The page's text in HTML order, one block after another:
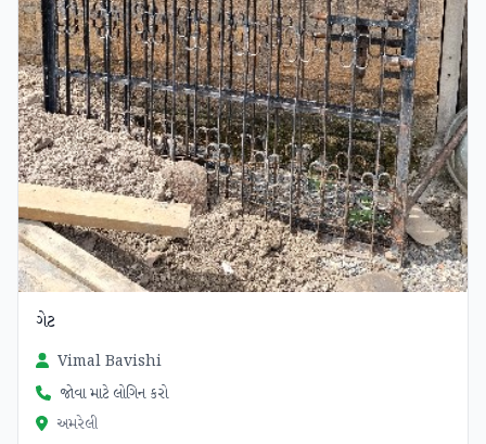
ગેટ
Vimal Bavishi
જોવા માટે લોગિન કરો
અમરેલી